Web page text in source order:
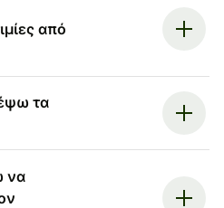
από
τα
να